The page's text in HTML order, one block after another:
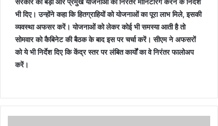
भी दिए। उन्होंने कहा कि हितग्राहियों को योजनाओं का पूरा लाभ मिले, इसकी
व्यवस्था अफसर करें। योजनाओं को लेकर कोई भी समस्या आती है तो
सोमवार को कैबिनेट की बैठक के बाद इस पर चर्चा करें। सीएम ने अफसरों
को ये भी निर्देश दिए कि केंद्र स्तर पर लंबित कार्यों का वे निरंतर फालोअप
करें।